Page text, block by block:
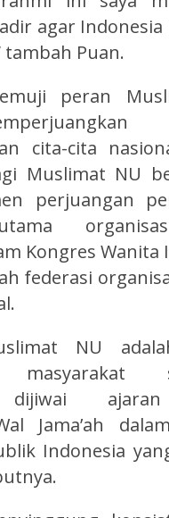
agar Indonesia
tambah Puan.
peran
cita-cita
Muslimat NU
perjuangan
Kongres Wanita
federasi
NU
masyarakat
dijiwai
Jama’ah
Indonesia